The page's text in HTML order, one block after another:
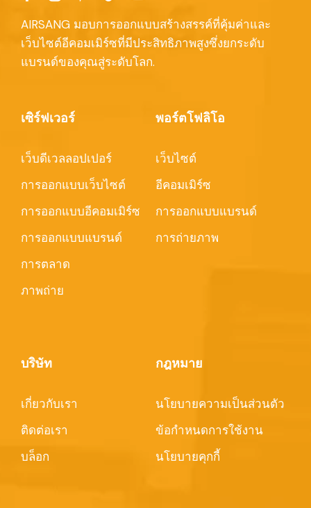
AIRSANG มอบการออกแบบสร้างสรรค์ที่คุ้มค่าและ
เว็บไซต์อีคอมเมิร์ซที่มีประสิทธิภาพสูงซึ่งยกระดับ
แบรนด์ของคุณสู่ระดับโลก.
เซิร์ฟเวอร์
เว็บดีเวลลอปเปอร์
การออกแบบเว็บไซต์
การออกแบบอีคอมเมิร์ซ
การออกแบบแบรนด์
การตลาด
ภาพถ่าย
พอร์ตโฟลิโอ
เว็บไซต์
อีคอมเมิร์ซ
การออกแบบแบรนด์
การถ่ายภาพ
บริษัท
เกี่ยวกับเรา
ติดต่อเรา
บล็อก
กฎหมาย
นโยบายความเป็นส่วนตัว
ข้อกำหนดการใช้งาน
นโยบายคุกกี้